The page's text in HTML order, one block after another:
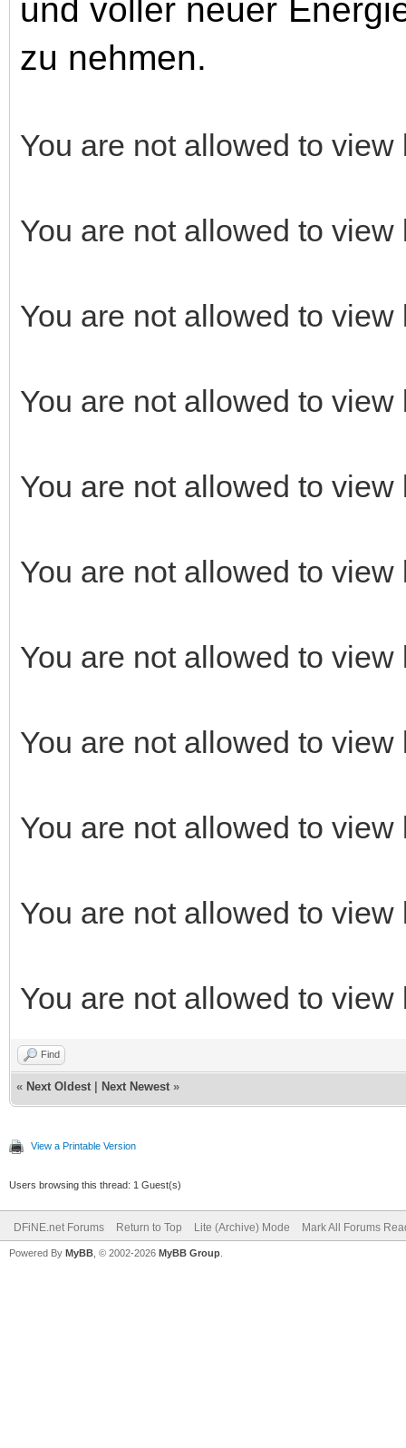
und voller neuer
zu nehmen.
You are not allowed to
You are not allowed to
You are not allowed to
You are not allowed to
You are not allowed to
You are not allowed to
You are not allowed to
You are not allowed to
You are not allowed to
You are not allowed to
You are not allowed to
Find
« Next Oldest Next Newest »
View a Printable Version
Users browsing this thread: 1 Guest(s)
DFiNE.net Forums Return to Top Lite (Archive) Mode Mark All Forums
Powered By MyBB , © 2002-2026 MyBB Group